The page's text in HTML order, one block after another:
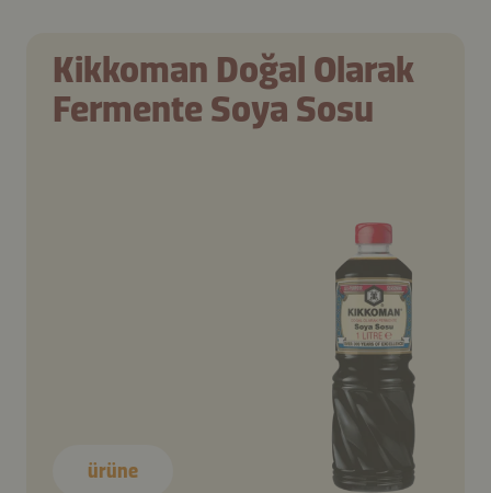
Kikkoman Doğal Olarak
Fermente Soya Sosu
ürüne